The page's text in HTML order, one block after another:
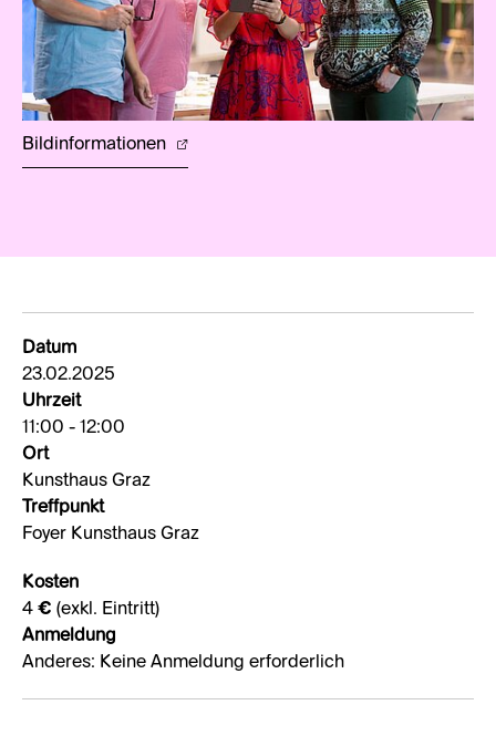
Bildinformationen
Datum
23.02.2025
Uhrzeit
11:00 - 12:00
Ort
Kunsthaus Graz
Treffpunkt
Foyer Kunsthaus Graz
Kosten
4 € (exkl. Eintritt)
Anmeldung
Anderes: Keine Anmeldung erforderlich